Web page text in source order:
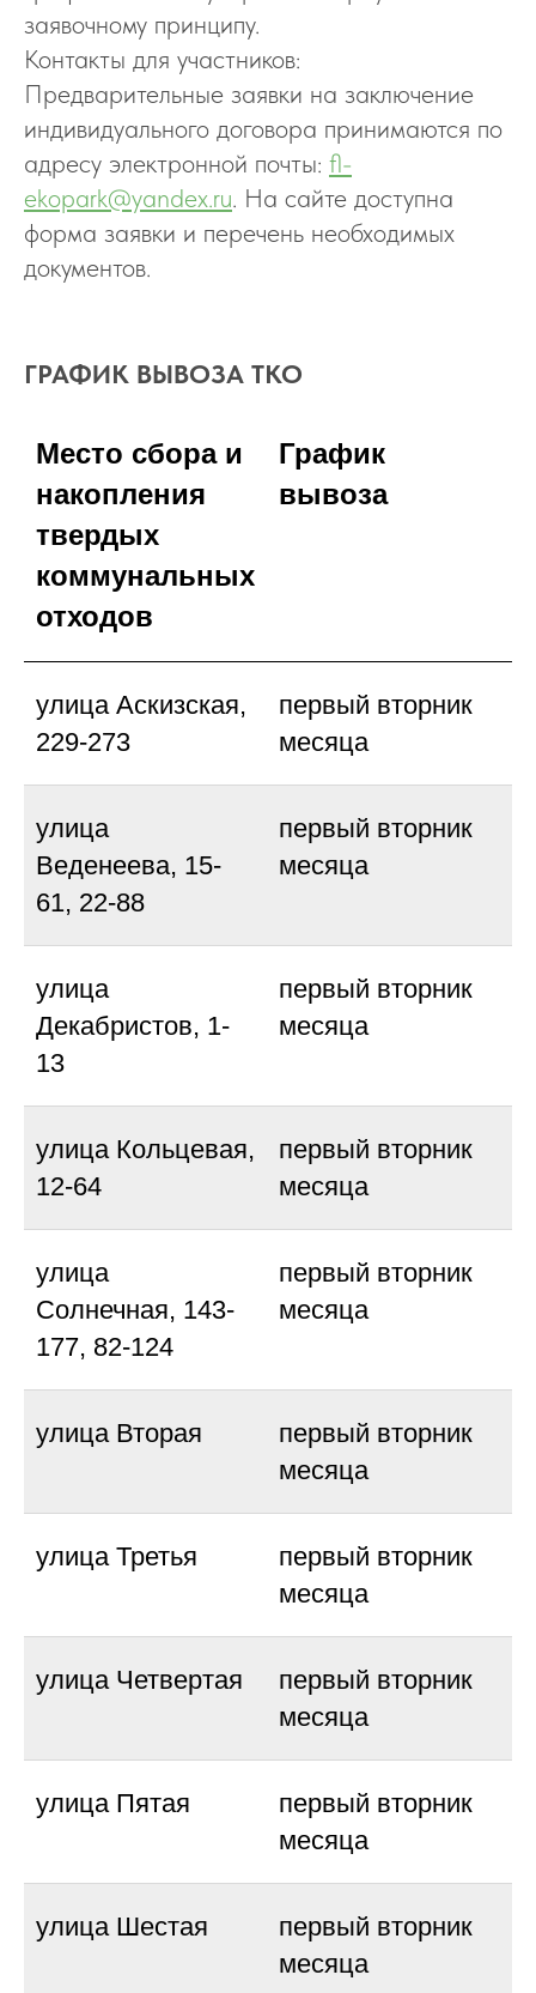
заявочному принципу.
Контакты для участников:
Предварительные заявки на заключение
индивидуального договора принимаются по
адресу электронной почты: fl-
ekopark@yandex.ru. На сайте доступна
форма заявки и перечень необходимых
документов.
ГРАФИК ВЫВОЗА ТКО
Место сбора и
накопления
твердых
коммунальных
отходов
График
вывоза
улица Аскизская,
229-273
первый вторник
месяца
улица
Веденеева, 15-
61, 22-88
первый вторник
месяца
улица
Декабристов, 1-
13
первый вторник
месяца
улица Кольцевая,
12-64
первый вторник
месяца
улица
Солнечная, 143-
177, 82-124
первый вторник
месяца
улица Вторая
первый вторник
месяца
улица Третья
первый вторник
месяца
улица Четвертая
первый вторник
месяца
улица Пятая
первый вторник
месяца
улица Шестая
первый вторник
месяца